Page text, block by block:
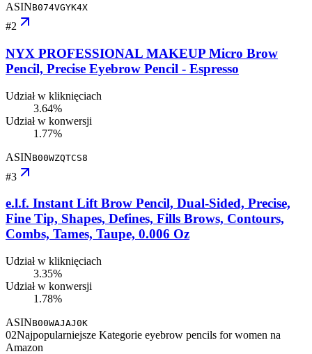
ASINB074VGYK4X
#2
NYX PROFESSIONAL MAKEUP Micro Brow
Pencil, Precise Eyebrow Pencil - Espresso
Udział w kliknięciach
3.64%
Udział w konwersji
1.77%
ASINB00WZQTCS8
#3
e.l.f. Instant Lift Brow Pencil, Dual-Sided, Precise,
Fine Tip, Shapes, Defines, Fills Brows, Contours,
Combs, Tames, Taupe, 0.006 Oz
Udział w kliknięciach
3.35%
Udział w konwersji
1.78%
ASINB00WAJAJ0K
02Najpopularniejsze Kategorie eyebrow pencils for women na
Amazon